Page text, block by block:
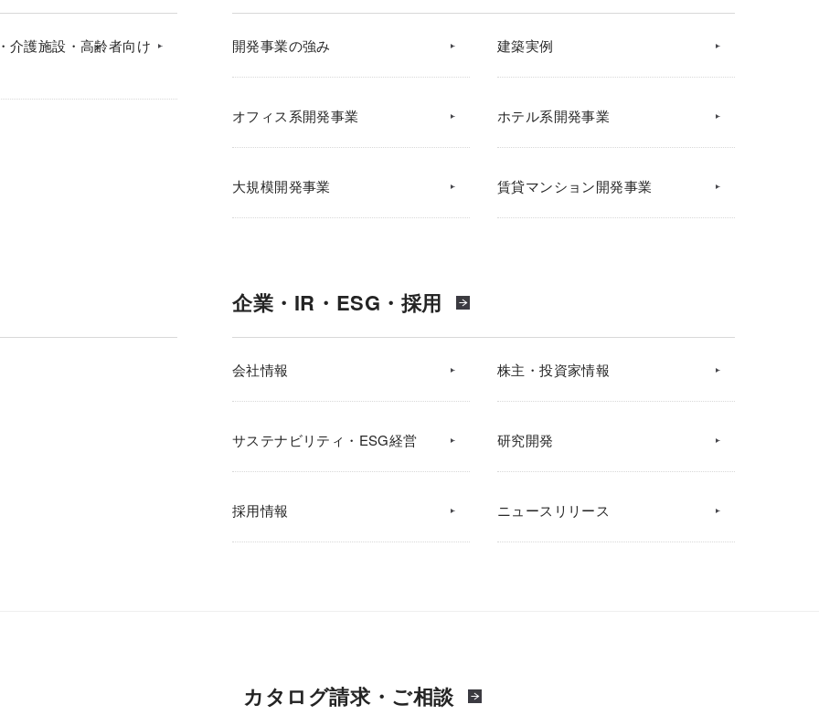
介護施設・高齢者向け 開発事業の強み 建築実例
オフィス系開発事業 ホテル系開発事業
大規模開発事業 賃貸マンション開発事業
企業・IR・ESG・採用
会社情報 株主・投資家情報
サステナビリティ・ESG経営 研究開発
採用情報 ニュースリリース
カタログ請求・ご相談